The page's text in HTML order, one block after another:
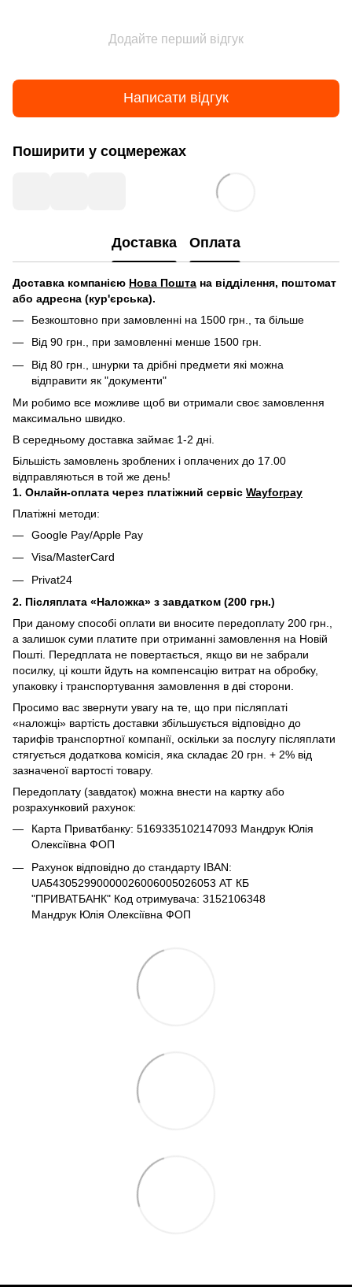
Додайте перший відгук
Написати відгук
Поширити у соцмережах
Доставка Оплата
Доставка компанією Нова Пошта на відділення, поштомат
або адресна (кур'єрська).
Безкоштовно при замовленні на 1500 грн., та більше
Від 90 грн., при замовленні менше 1500 грн.
Від 80 грн., шнурки та дрібні предмети які можна
відправити як "документи"
Ми робимо все можливе щоб ви отримали своє замовлення
максимально швидко.
В середньому доставка займає 1-2 дні.
Більшість замовлень зроблених і оплачених до 17.00
відправляються в той же день!
1. Онлайн-оплата через платіжний сервіс Wayforpay
Платіжні методи:
Google Pay/Apple Pay
Visa/MasterCard
Privat24
2. Післяплата «Наложка» з завдатком (200 грн.)
При даному способі оплати ви вносите передоплату 200 грн.,
а залишок суми платите при отриманні замовлення на Новій
Пошті. Передплата не повертається, якщо ви не забрали
посилку, ці кошти йдуть на компенсацію витрат на обробку,
упаковку і транспортування замовлення в дві сторони.
Просимо вас звернути увагу на те, що при післяплаті
«наложці» вартість доставки збільшується відповідно до
тарифів транспортної компанії, оскільки за послугу післяплати
стягується додаткова комісія, яка складає 20 грн. + 2% від
зазначеної вартості товару.
Передоплату (завдаток) можна внести на картку або
розрахунковий рахунок:
Карта Приватбанку: 5169335102147093 Мандрук Юлія
Олексіївна ФОП
Рахунок відповідно до стандарту IBAN:
UA543052990000026006005026053 АТ КБ
"ПРИВАТБАНК" Код отримувача: 3152106348
Мандрук Юлія Олексіївна ФОП